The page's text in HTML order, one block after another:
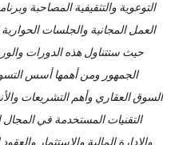
التوعوية والتثقيفية المصاحبة
العمل المجانية والجلسات الحوارية
حيث ستتناول هذه الدورات
الجمهور ومن أهمها أسس
السوق العقاري وأهم التشريعات
التقنيات المستخدمة في
والإدارة المالية والاستثمار